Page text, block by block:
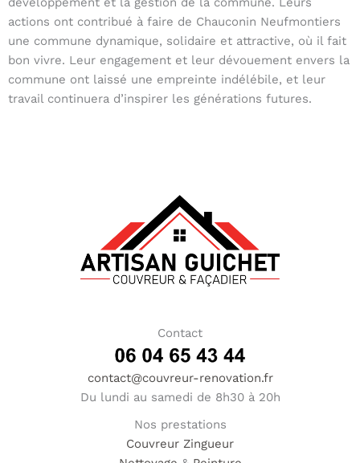
actions ont contribué à faire de Chauconin Neufmontiers
une commune dynamique, solidaire et attractive, où il fait
bon vivre. Leur engagement et leur dévouement envers la
commune ont laissé une empreinte indélébile, et leur
travail continuera d’inspirer les générations futures.
Contact
contact@couvreur-renovation.fr
Du lundi au samedi de 8h30 à 20h
Nos prestations
Couvreur Zingueur